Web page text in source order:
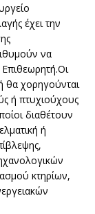
έχει την
να
Οι
θα χορηγούνται
ή πτυχιούχους
διαθέτουν
ή
κτηρίων,